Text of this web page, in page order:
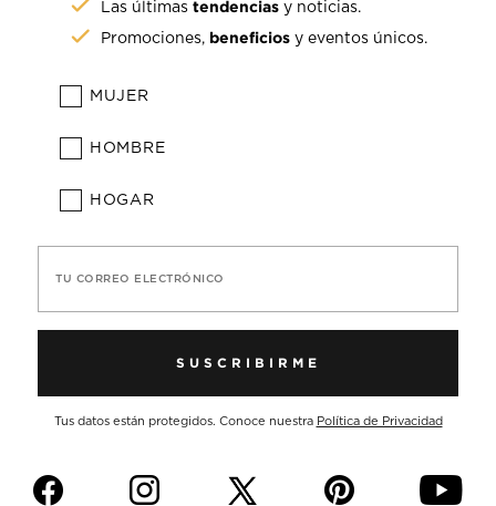
Las últimastendencias y noticias.
Promociones, beneficios y eventos únicos.
MUJER
HOMBRE
HOGAR
TU CORREO ELECTRÓNICO
SUSCRIBIRME
Tus datos están protegidos. Conoce nuestra Política de Privacidad
f i p y